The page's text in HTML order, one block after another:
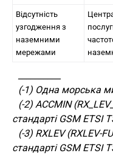
Відсутність
узгодження з
наземними
мережами
(-1) Одна морська
(-2) ACCMIN
стандарті GSM ETSI
(-3) RXLEV (RXLEV-
стандарті GSM ETSI